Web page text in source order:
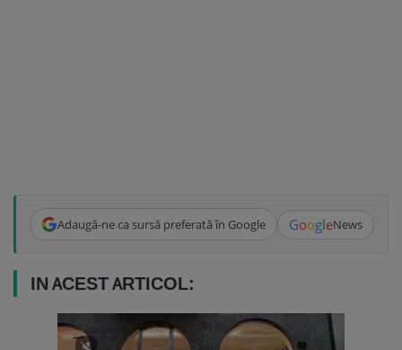
Adaugă-ne ca sursă preferată în Google GoogleNews
IN ACEST ARTICOL: